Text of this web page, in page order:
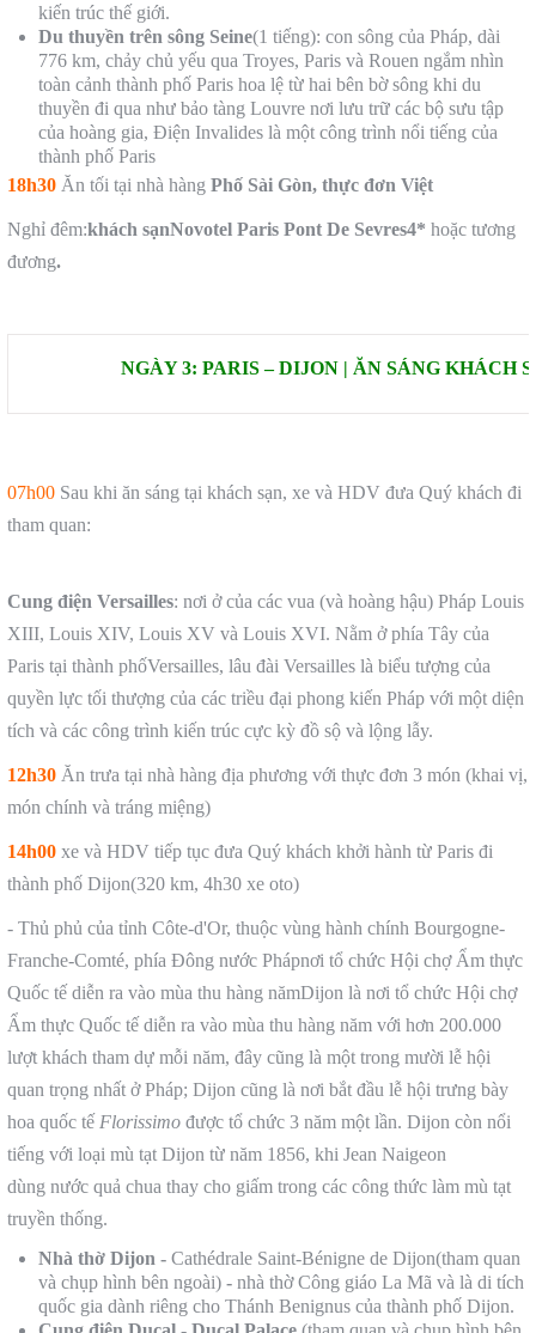
kiến trúc thế giới.
Du thuyền trên sông Seine(1 tiếng): con sông của Pháp, dài
776 km, chảy chủ yếu qua Troyes, Paris và Rouen ngắm nhìn
toàn cảnh thành phố Paris hoa lệ từ hai bên bờ sông khi du
thuyền đi qua như bảo tàng Louvre nơi lưu trữ các bộ sưu tập
của hoàng gia, Điện Invalides là một công trình nổi tiếng của
thành phố Paris
18h30 Ăn tối tại nhà hàng Phố Sài Gòn, thực đơn Việt
Nghỉ đêm:khách sạnNovotel Paris Pont De Sevres4* hoặc tương
đương.
NGÀY 3: PARIS – DIJON | ĂN SÁNG KHÁCH
07h00 Sau khi ăn sáng tại khách sạn, xe và HDV đưa Quý khách đi
tham quan:
Cung điện Versailles: nơi ở của các vua (và hoàng hậu) Pháp Louis
XIII, Louis XIV, Louis XV và Louis XVI. Nằm ở phía Tây của
Paris tại thành phốVersailles, lâu đài Versailles là biểu tượng của
quyền lực tối thượng của các triều đại phong kiến Pháp với một diện
tích và các công trình kiến trúc cực kỳ đồ sộ và lộng lẫy.
12h30 Ăn trưa tại nhà hàng địa phương với thực đơn 3 món (khai vị,
món chính và tráng miệng)
14h00 xe và HDV tiếp tục đưa Quý khách khởi hành từ Paris đi
thành phố Dijon(320 km, 4h30 xe oto)
- Thủ phủ của tỉnh Côte-d'Or, thuộc vùng hành chính Bourgogne-
Franche-Comté, phía Đông nước Phápnơi tổ chức Hội chợ Ẩm thực
Quốc tế diễn ra vào mùa thu hàng nămDijon là nơi tổ chức Hội chợ
Ẩm thực Quốc tế diễn ra vào mùa thu hàng năm với hơn 200.000
lượt khách tham dự mỗi năm, đây cũng là một trong mười lễ hội
quan trọng nhất ở Pháp; Dijon cũng là nơi bắt đầu lễ hội trưng bày
hoa quốc tế Florissimo được tổ chức 3 năm một lần. Dijon còn nổi
tiếng với loại mù tạt Dijon từ năm 1856, khi Jean Naigeon
dùng nước quả chua thay cho giấm trong các công thức làm mù tạt
truyền thống.
Nhà thờ Dijon - Cathédrale Saint-Bénigne de Dijon(tham quan
và chụp hình bên ngoài) - nhà thờ Công giáo La Mã và là di tích
quốc gia dành riêng cho Thánh Benignus của thành phố Dijon.